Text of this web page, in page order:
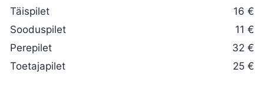
Täispilet
16 €
Sooduspilet
11 €
Perepilet
32 €
Toetajapilet
25 €